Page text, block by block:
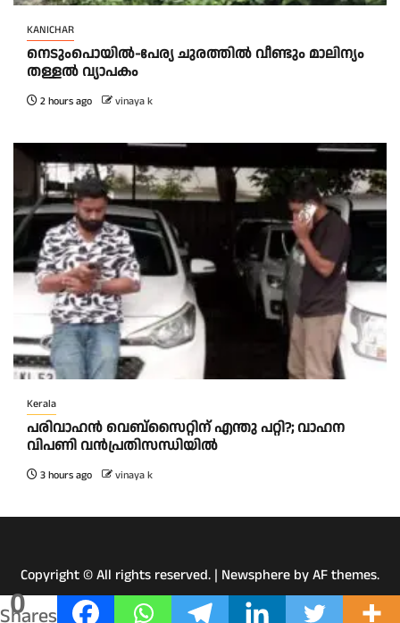
0
Shares
KANICHAR
നെടുംപൊയിൽ-പേര്യ ചുരത്തിൽ വീണ്ടും മാലിന്യം
തള്ളൽ വ്യാപകം
2 hours ago vinaya k
Kerala
പരിവാഹൻ വെബ്സൈറ്റിന് എന്തു പറ്റി?; വാഹന
വിപണി വന്‍പ്രതിസന്ധിയിൽ
3 hours ago vinaya k
Copyright © All rights reserved. | Newsphere by AF themes.